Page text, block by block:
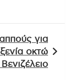
για
οκτώ